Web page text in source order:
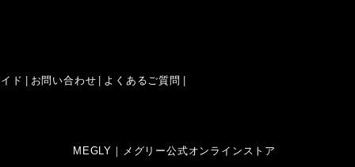
ド お問い合わせ よくあるご質問
MEGLY｜メグリー公式オンラインストア